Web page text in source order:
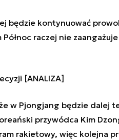
będzie kontynuować
raczej nie
[ANALIZA]
w Pjongjang będzie dalej
przywódca Kim
rakietowy, więc kolejna